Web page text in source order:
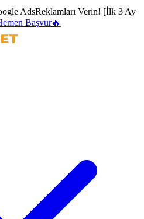
AdsReklamları Verin! [İlk 3 Ay
Başvur🔥